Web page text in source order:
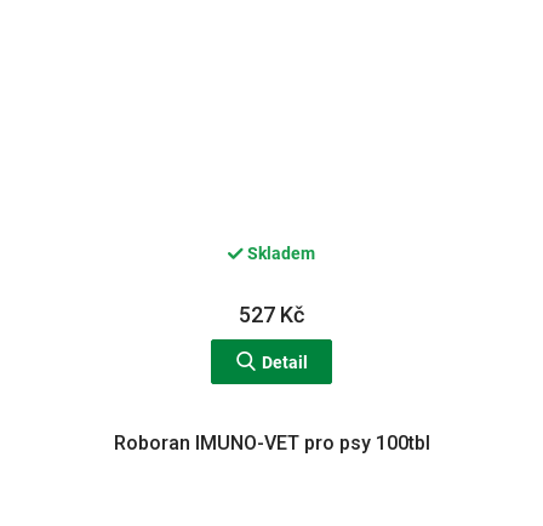
Skladem
527 Kč
Detail
Roboran IMUNO-VET pro psy 100tbl